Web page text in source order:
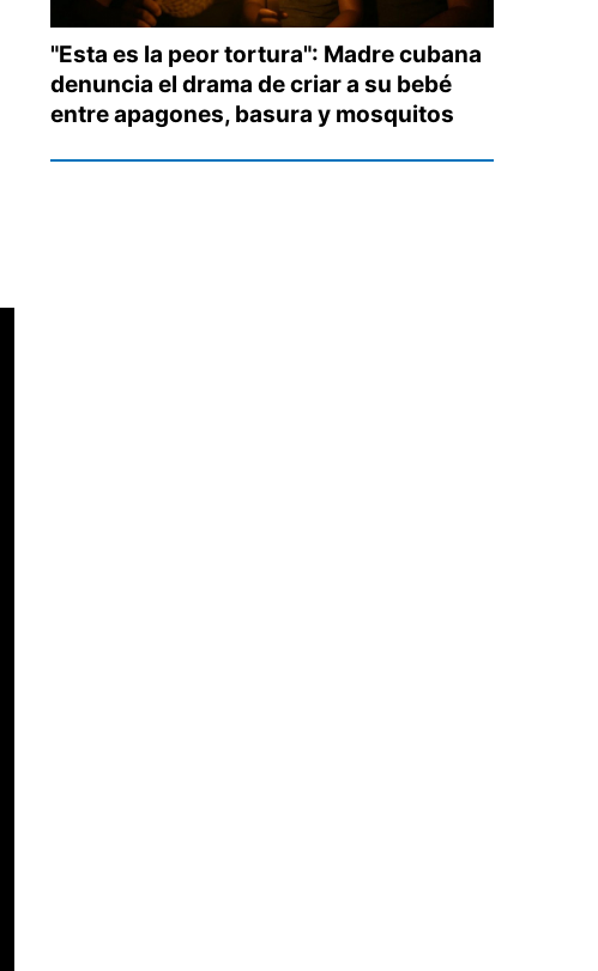
"Esta es la peor tortura": Madre cubana
denuncia el drama de criar a su bebé
entre apagones, basura y mosquitos